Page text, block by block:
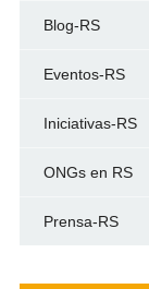
Blog-RS
Eventos-RS
Iniciativas-RS
ONGs en RS
Prensa-RS